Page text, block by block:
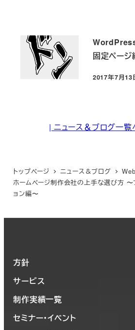
固定ページ
投稿日
2017年7月13
| ニュース＆ブログ一覧
トップページ ニュース＆ブログ
ホームページ制作会社の上手な選び方 〜
ョン編〜
方針
サービス
制作実績一覧
セミナー・イベント